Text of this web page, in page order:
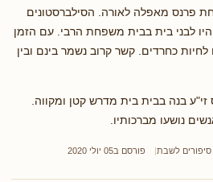
פרנס מאפלה לאורה. הסילברסטונים
לבני בית בבית משפחת הרבי. עם הזמן
כחרדים. קשר קרוב נשמר בינם ובין
בנה בבית בית מדרש קטן ומקווה.
נושעו מברכותיו.
סיפורים לשבת
פורסם ב05 יולי 2020